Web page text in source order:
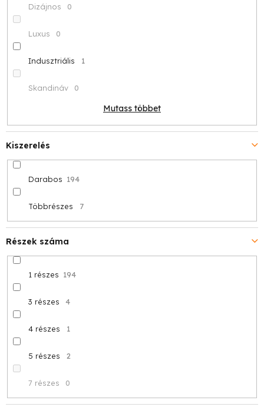
Dizájnos 0
Luxus 0
Indusztriális 1
Skandináv 0
Mutass többet
Kiszerelés
Darabos 194
Többrészes 7
Részek száma
1 részes 194
3 részes 4
4 részes 1
5 részes 2
7 részes 0